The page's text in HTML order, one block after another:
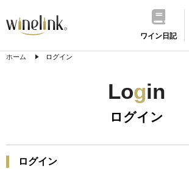
ワイン日記
ホーム ログイン
Login
ログイン
ログイン